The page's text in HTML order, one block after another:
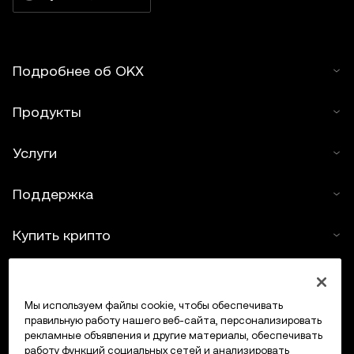
Подробнее об OKX
Продукты
Услуги
Поддержка
Купить крипто
Трейдинг
Мы используем файлы cookie, чтобы обеспечивать
правильную работу нашего веб-сайта, персонализировать
рекламные объявления и другие материалы, обеспечивать
работу функций социальных сетей и анализировать